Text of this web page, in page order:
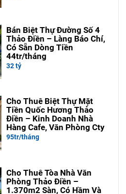
Bán Biệt Thự Đường Số 4
Thảo Điền – Làng Báo Chí,
Có Sẵn Dòng Tiền
44tr/tháng
32 tỷ
Cho Thuê Biệt Thự Mặt
Tiền Quốc Hương Thảo
Điền – Kinh Doanh Nhà
Hàng Cafe, Văn Phòng Cty
95tr/tháng
Cho Thuê Tòa Nhà Văn
Phòng Thảo Điền –
1.370m2 Sàn, Có Hầm Và